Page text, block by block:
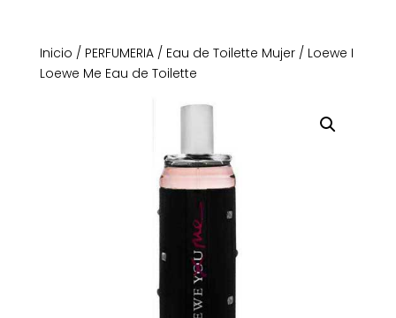
Inicio / PERFUMERIA/ Eau de Toilette Mujer/ Loewe I
Loewe Me Eau de Toilette